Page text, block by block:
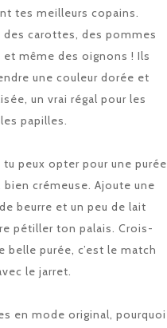
tes meilleurs copains.
des carottes, des pommes
et même des oignons ! Ils
une couleur dorée et
un vrai régal pour les
papilles.
tu peux opter pour une purée
bien crémeuse. Ajoute une
beurre et un peu de lait
pétiller ton palais. Crois-
belle purée, c’est le match
le jarret.
en mode original, pourquoi